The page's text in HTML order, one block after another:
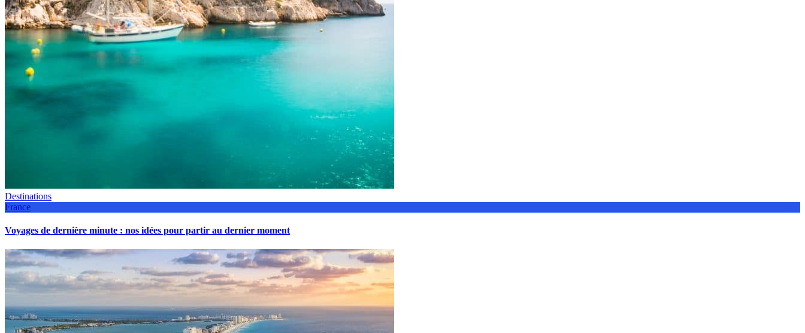
Destinations
France
Voyages de dernière minute : nos idées pour partir au dernier moment